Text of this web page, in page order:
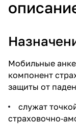
Мобильные
компонент
защиты от
служат